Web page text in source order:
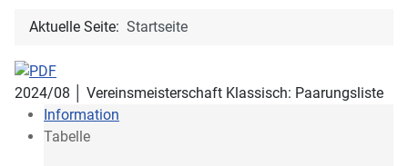
Aktuelle Seite: Startseite
2024/08 │ Vereinsmeisterschaft Klassisch: Paarungsliste
Information
Tabelle